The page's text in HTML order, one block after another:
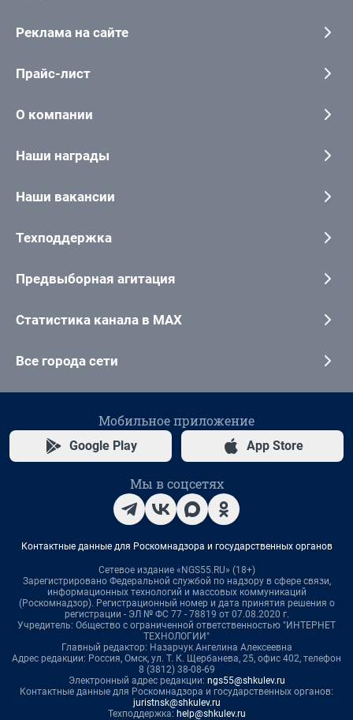
Реклама на сайте
Прайс-лист
О компании
Наши награды
Наши вакансии
Техподдержка
Предвыборная агитация
Статистика канала в MAX
Все города сети
Мобильное приложение
Google Play App Store
Мы в соцсетях
Контактные данные для Роскомнадзора и государственных органов
Сетевое издание «NGS55.RU» (18+)
Зарегистрировано Федеральной службой по надзору в сфере связи,
информационных технологий и массовых коммуникаций
(Роскомнадзор). Регистрационный номер и дата принятия решения о
регистрации - ЭЛ № ФС 77 - 78819 от 07.08.2020 г.
Учредитель: Общество с ограниченной ответственностью "ИНТЕРНЕТ
ТЕХНОЛОГИИ"
Главный редактор: Назарчук Ангелина Алексеевна
Адрес редакции: Россия, Омск, ул. Т. К. Щербанева, 25, офис 402, телефон
8 (3812) 38-08-69
Электронный адрес редакции: ngs55@shkulev.ru
Контактные данные для Роскомнадзора и государственных органов:
juristnsk@shkulev.ru
Техподдержка: help@shkulev.ru